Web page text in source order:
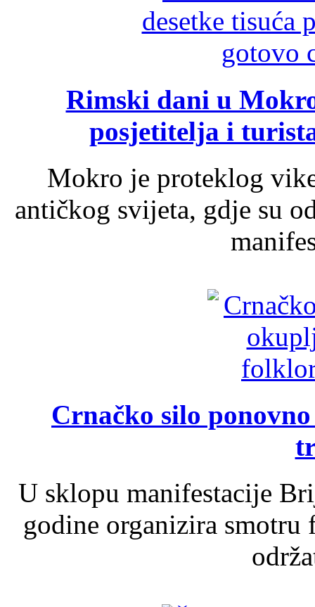
Rimski dani u
posjetitelja i
Mokro je proteklog
antičkog svijeta, gdje su
Crnačko silo
U sklopu manifestacije
godine organizira